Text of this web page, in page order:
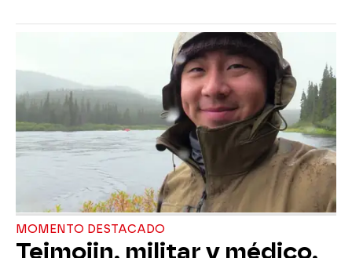
MOMENTO DESTACADO
Teimojin, militar y médico,